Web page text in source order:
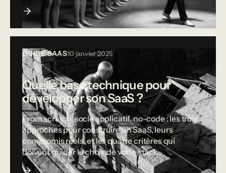
GUIDE SAAS10 janvier 2025
Quelle base technique pour
développer son SaaS ?
From scratch, socle applicatif, no-code : les trois
approches pour construire un SaaS, leurs
compromis réels, et les quatre critères qui
doivent guider le choix de votre stack.